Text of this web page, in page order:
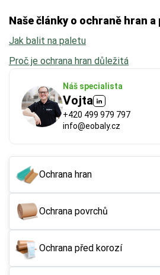
Náš specialista
Vojta
+420 499 979 797
info@eobaly.cz
Naše články o ochraně hran a
Jak balit na paletu
Proč je ochrana hran důležitá
Ochrana hran
Ochrana povrchů
Ochrana před korozí